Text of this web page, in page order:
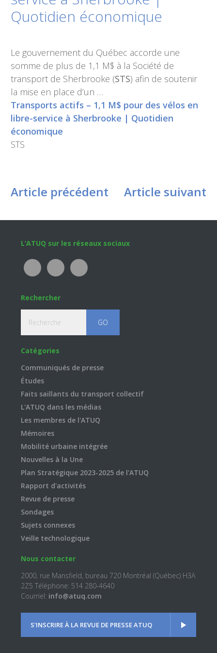
Quotidien économique
Le gouvernement du Québec accorde une
somme de plus de 1,1 M$ à la Société de
transport de Sherbrooke (STS) afin de soutenir
la mise en place d’un …
Transports actifs – 1,1 M$ pour des vélos en
libre-service à Sherbrooke | Quotidien
économique
STS
Article précédent Article suivant
Footer
L’ATUQ sur les réseaux sociaux
Rechercher
Catégories
Communiqués de presse
Études
Faits saillants du transport collectif
L'ATUQ dans les médias
Les membres de l'ATUQ
Mémoires
Mobilité urbaine intégrée
Nouvelles à la Une
Plan Stratégique 2023-2025 de l'ATUQ
Rapport d'activités
Revue de presse
Sondages
Sujets connexes
Veille technologique
Nous contacter
2000, rue Mansfield, bureau 720 Montréal (Québec) H3A
2Z5 Téléphone: 514 280-4640
Courriel: info@atuq.com
S'INSCRIRE À LA REVUE DE PRESSE ATUQ